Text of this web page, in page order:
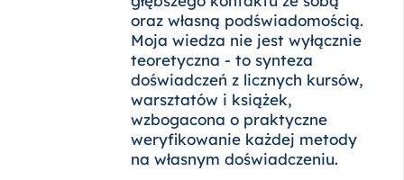
oraz własną podświadomością.
Moja wiedza nie jest wyłącznie
teoretyczna - to synteza
doświadczeń z licznych kursów,
warsztatów i książek,
wzbogacona o praktyczne
weryfikowanie każdej metody
na własnym doświadczeniu.